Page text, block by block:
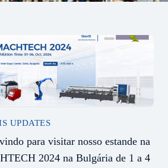
UPDATES
para visitar nosso estande na
2024 na Bulgária de 1 a 4